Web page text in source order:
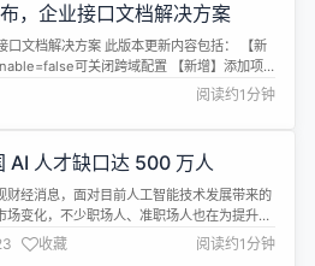
，企业接口文档解决方案
口文档解决方案 此版本更新内容包括： 【新
可关闭跨域配置 【新增】添加项
头部插入新节点 详情查看：
torna/releases/v1.31.3...
阅读约1分钟
AI 人才缺口达 500 万人
财经消息，面对目前人工智能技术发展带来的
场变化，不少职场人、准职场人也在为提升自
夫。 无论是职业教育学校，还是高等院校，都
发力更新相关的教学内容和教学模式。业内人
收藏 阅读约1分钟